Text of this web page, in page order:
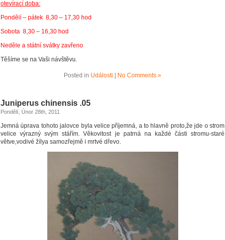
otevírací doba:
Pondělí – pátek 8,30 – 17,30 hod
Sobota 8,30 – 16,30 hod
Neděle a státní svátky zavřeno
Těšíme se na Vaši návštěvu.
Posted in Události No Comments »
Juniperus chinensis .05
Pondělí, Únor 28th, 2011
Jemná úprava tohoto jalovce byla velice příjemná, a to hlavně proto,že jde o strom
velice výrazný svým stářím. Věkovitost je patrná na každé části stromu-staré
větve,vodivé žílya samozřejmě i mrtvé dřevo.